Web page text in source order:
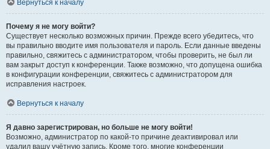
Вернуться к началу
Почему я не могу войти?
Существует несколько возможных причин. Прежде всего убедитесь, что
вы правильно вводите имя пользователя и пароль. Если данные введены
правильно, свяжитесь с администратором, чтобы проверить, не был ли
вам закрыт доступ к конференции. Также возможно, что допущена ошибка
в конфигурации конференции, свяжитесь с администратором для
исправления настроек.
Вернуться к началу
Я давно зарегистрирован, но больше не могу войти!
Возможно, администратор по какой-то причине деактивировал или
удалил вашу учётную запись. Кроме того, многие конференции